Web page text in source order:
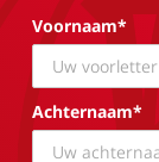
Voornaam*
Achternaam*